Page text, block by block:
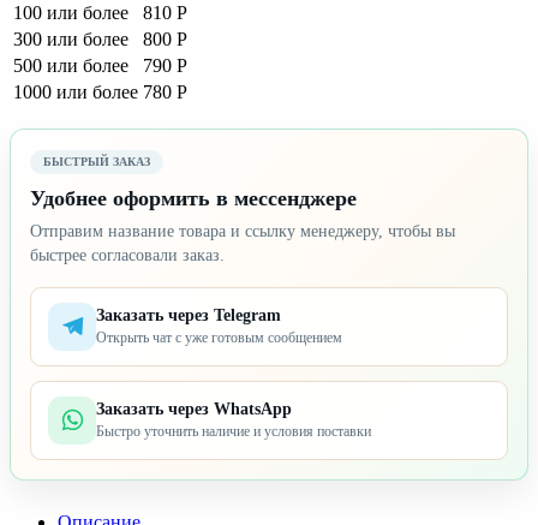
100 или более
810 Р
300 или более
800 Р
500 или более
790 Р
1000 или более 780 Р
БЫСТРЫЙ ЗАКАЗ
Удобнее оформить в мессенджере
Отправим название товара и ссылку менеджеру, чтобы вы
быстрее согласовали заказ.
Заказать через Telegram
Открыть чат с уже готовым сообщением
Заказать через WhatsApp
Быстро уточнить наличие и условия поставки